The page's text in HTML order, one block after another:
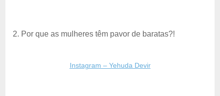
2. Por que as mulheres têm pavor de baratas?!
Instagram – Yehuda Devir